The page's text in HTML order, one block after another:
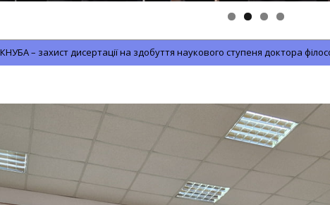
– захист дисертації на здобуття наукового ступеня доктора